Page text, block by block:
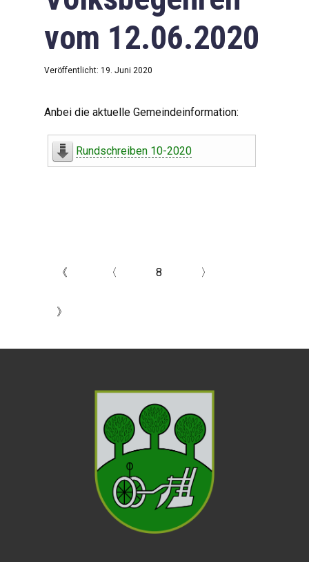
vom 12.06.2020
Veröffentlicht: 19. Juni 2020
Anbei die aktuelle Gemeindeinformation:
Rundschreiben 10-2020
《 〈 8 〉
》